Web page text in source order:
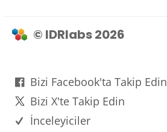
© IDRlabs 2026
Bizi Facebook'ta Takip Edin
Bizi X'te Takip Edin
İnceleyiciler